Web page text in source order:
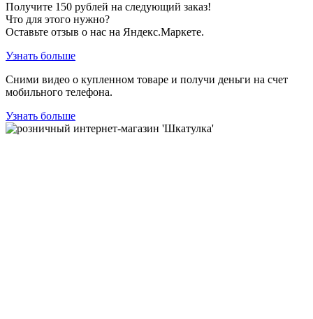
Получите 150 рублей на следующий заказ!
Что для этого нужно?
Оставьте отзыв о нас на Яндекс.Маркете.
Узнать больше
Сними видео о купленном товаре и получи деньги на счет
мобильного телефона.
Узнать больше